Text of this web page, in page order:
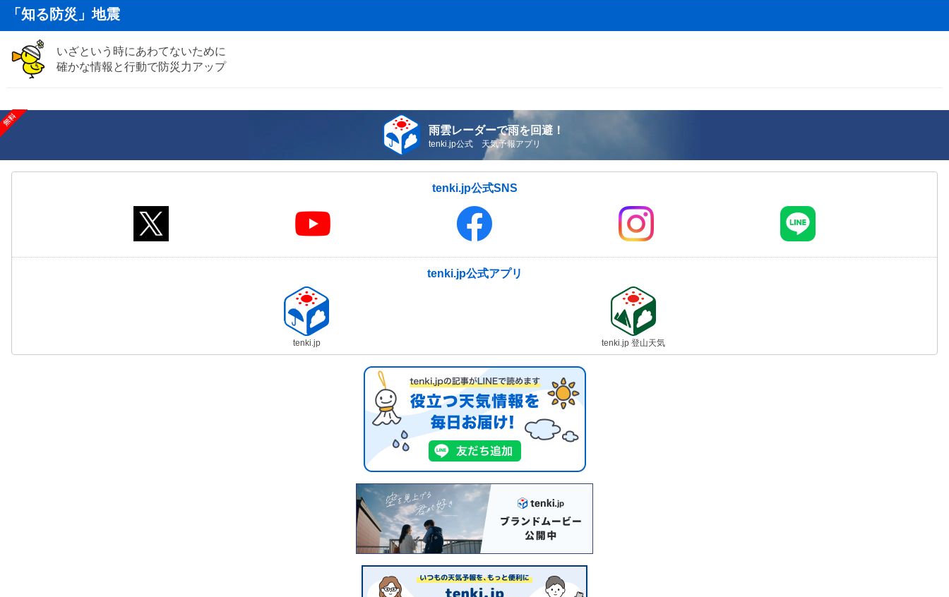
「知る防災」地震
いざという時にあわてないために
確かな情報と行動で防災力アップ
雨雲レーダーで雨を回避！
tenki.jp公式 天気予報アプリ
tenki.jp公式SNS
tenki.jp公式アプリ
tenki.jp tenki.jp 登山天気